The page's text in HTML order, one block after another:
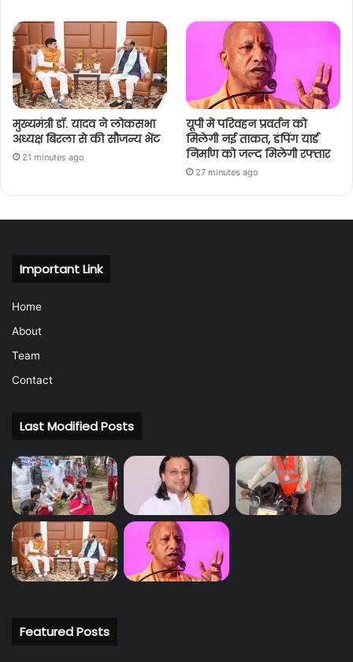
मुख्यमंत्री डॉ. यादव ने लोकसभा
अध्यक्ष बिरला से की सौजन्य भेंट
21 minutes ago
यूपी में परिवहन प्रवर्तन को
मिलेगी नई ताकत, डंपिंग यार्ड
निर्माण को जल्द मिलेगी रफ्तार
27 minutes ago
Important Link
Home
About
Team
Contact
Last Modified Posts
Featured Posts